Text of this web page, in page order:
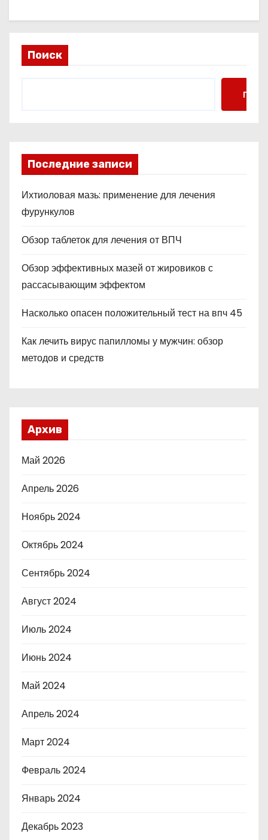
Поиск
Поиск
Последние записи
Ихтиоловая мазь: применение для лечения
фурункулов
Обзор таблеток для лечения от ВПЧ
Обзор эффективных мазей от жировиков с
рассасывающим эффектом
Насколько опасен положительный тест на впч 45
Как лечить вирус папилломы у мужчин: обзор
методов и средств
Архив
Май 2026
Апрель 2026
Ноябрь 2024
Октябрь 2024
Сентябрь 2024
Август 2024
Июль 2024
Июнь 2024
Май 2024
Апрель 2024
Март 2024
Февраль 2024
Январь 2024
Декабрь 2023